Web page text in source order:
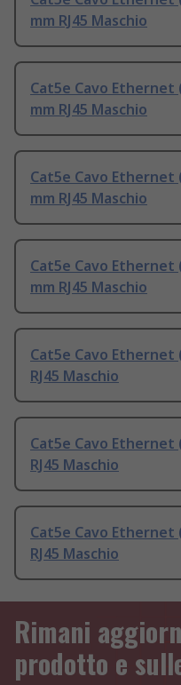
mm RJ45 Maschio
Cat5e Cavo Ethernet
mm RJ45 Maschio
Cat5e Cavo Ethernet
mm RJ45 Maschio
Cat5e Cavo Ethernet
mm RJ45 Maschio
Cat5e Cavo Ethernet
RJ45 Maschio
Cat5e Cavo Ethernet
RJ45 Maschio
Cat5e Cavo Ethernet
RJ45 Maschio
Rimani
prodotto e